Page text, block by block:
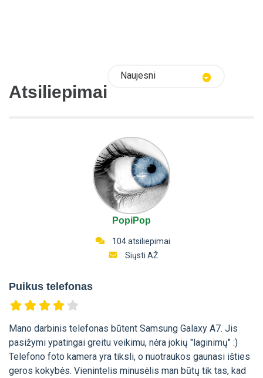
Atsiliepimai
Naujesni
PopiPop
104 atsiliepimai
Siųsti AŽ
Puikus telefonas
Mano darbinis telefonas būtent Samsung Galaxy A7. Jis
pasižymi ypatingai greitu veikimu, nėra jokių "laginimų" :)
Telefono foto kamera yra tiksli, o nuotraukos gaunasi išties
geros kokybės. Vienintelis minusėlis man būtų tik tas, kad